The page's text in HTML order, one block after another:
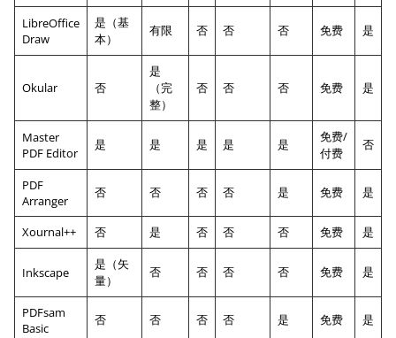
LibreOffice
Draw
是（基
本）
有限 否 否 否 免费 是
Okular 否
是
（完
整）
否 否 否 免费 是
Master
PDF Editor
是 是 是 是 是
免费/
付费
否
PDF
Arranger
否 否 否 否 是 免费 是
Xournal++ 否 是 否 否 否 免费 是
Inkscape
是（矢
量）
否 否 否 否 免费 是
PDFsam
Basic
否 否 否 否 是 免费 是